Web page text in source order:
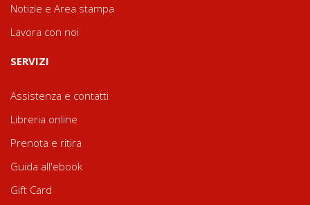
Notizie e Area stampa
Lavora con noi
SERVIZI
Assistenza e contatti
Libreria online
Prenota e ritira
Guida all'ebook
Gift Card